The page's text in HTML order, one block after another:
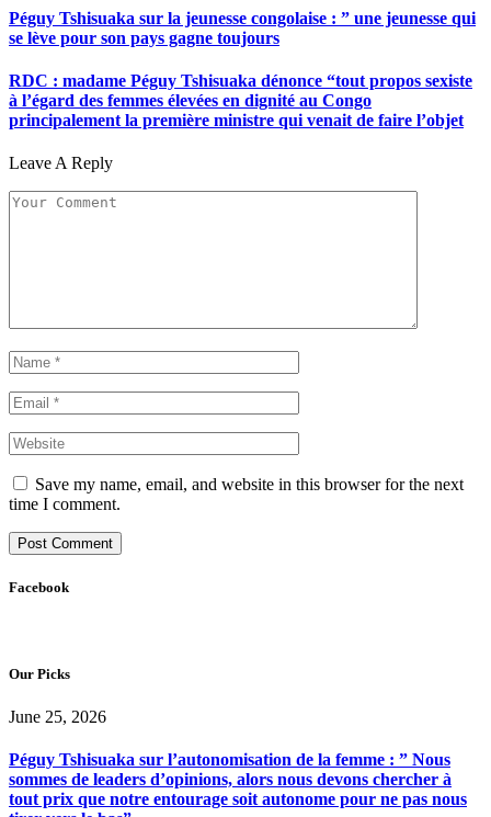
Péguy Tshisuaka sur la jeunesse congolaise : ” une jeunesse qui
se lève pour son pays gagne toujours
RDC : madame Péguy Tshisuaka dénonce “tout propos sexiste
à l’égard des femmes élevées en dignité au Congo
principalement la première ministre qui venait de faire l’objet
Leave A Reply
Save my name, email, and website in this browser for the next
time I comment.
Facebook
Our Picks
June 25, 2026
Péguy Tshisuaka sur l’autonomisation de la femme : ” Nous
sommes de leaders d’opinions, alors nous devons chercher à
tout prix que notre entourage soit autonome pour ne pas nous